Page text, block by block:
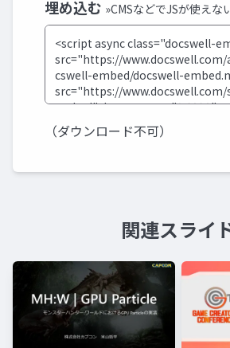
埋め込む »CMSなどでJSが使えな
（ダウンロード不可）
関連スライ